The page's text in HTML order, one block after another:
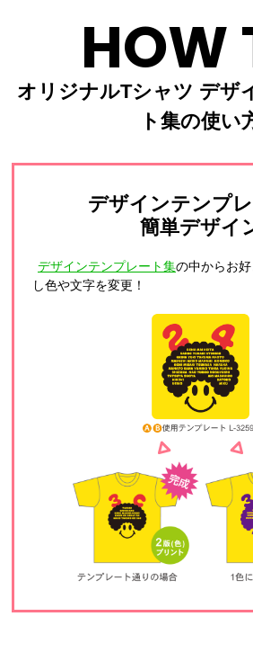
HOW
オリジナルTシャツ デザ
ト集の使い
デザインテンプ
簡単デザイ
デザインテンプレート集の中からお
し色や文字を変更！